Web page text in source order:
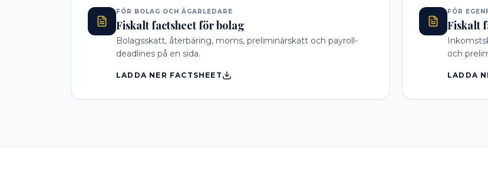
FÖR BOLAG OCH ÄGARLEDARE
Fiskalt factsheet för bolag
Bolagsskatt, återbäring, moms, preliminärskatt och payroll-
deadlines på en sida.
LADDA NER FACTSHEET
FÖR
Fiskalt
och
LADDA